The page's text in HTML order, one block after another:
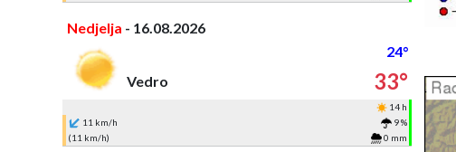
Nedjelja - 16.08.2026
24°
Vedro
33°
14 h
11 km/h
9 %
(11 km/h)
0 mm